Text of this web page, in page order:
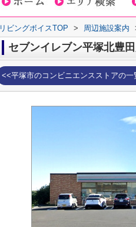
リビングボイスTOP > 周辺施設案内
セブンイレブン平塚北豊
<<平塚市のコンビニエンスストアの一